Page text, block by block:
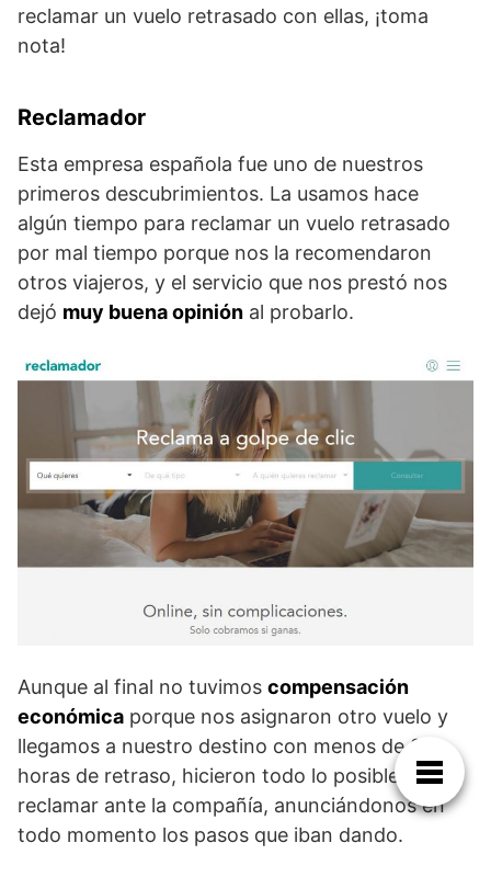
reclamar un vuelo retrasado con ellas, ¡toma
nota!
Reclamador
Esta empresa española fue uno de nuestros
primeros descubrimientos. La usamos hace
algún tiempo para reclamar un vuelo retrasado
por mal tiempo porque nos la recomendaron
otros viajeros, y el servicio que nos prestó nos
dejó muy buena opinión al probarlo.
Aunque al final no tuvimos compensación
económica porque nos asignaron otro vuelo y
llegamos a nuestro destino con menos de 3
horas de retraso, hicieron todo lo posible por
reclamar ante la compañía, anunciándonos en
todo momento los pasos que iban dando.